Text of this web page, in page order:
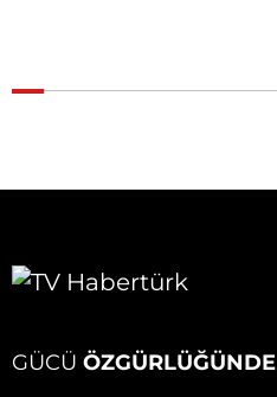
GÜCÜ ÖZGÜRLÜĞÜNDE